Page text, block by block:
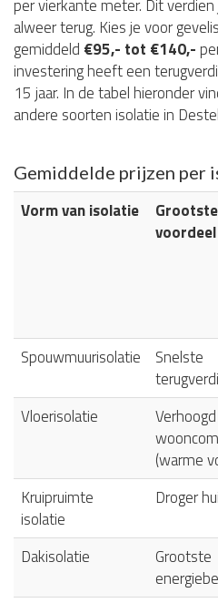
per vierkante meter. Dit
alweer terug. Kies je voor
gemiddeld €95,- tot €140,-
investering heeft een
15 jaar. In de tabel hieronder
andere soorten isolatie in
Gemiddelde prijzen per
Vorm van isolatie
Grootste
voordeel
Spouwmuurisolatie
Snelste
Vloerisolatie
Verhoogd
(warme
Kruipruimte
isolatie
Droger
Dakisolatie
Grootste